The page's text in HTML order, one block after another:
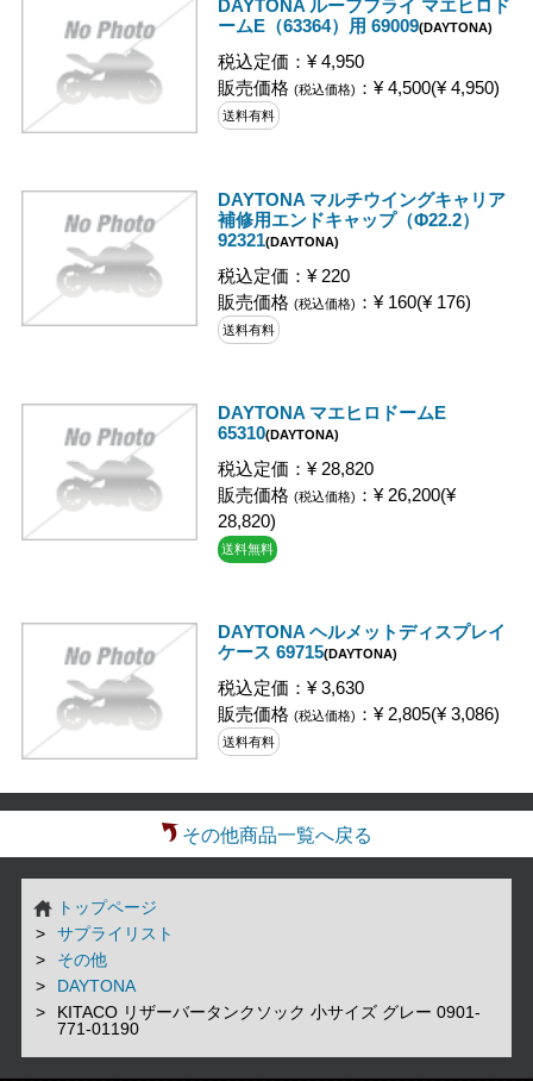
DAYTONA ルーフフライ マエヒロド
ームE（63364）用 69009(DAYTONA)
税込定価：¥ 4,950
販売価格 (税込価格) ：¥ 4,500(¥ 4,950)
送料有料
DAYTONA マルチウイングキャリア
補修用エンドキャップ（Φ22.2）
92321(DAYTONA)
税込定価：¥ 220
販売価格 (税込価格) ：¥ 160(¥ 176)
送料有料
DAYTONA マエヒロドームE
65310(DAYTONA)
税込定価：¥ 28,820
販売価格 (税込価格) ：¥ 26,200(¥
28,820)
送料無料
DAYTONA ヘルメットディスプレイ
ケース 69715(DAYTONA)
税込定価：¥ 3,630
販売価格 (税込価格) ：¥ 2,805(¥ 3,086)
送料有料
その他商品一覧へ戻る
トップページ
サプライリスト
その他
DAYTONA
KITACO リザーバータンクソック 小サイズ グレー 0901-
771-01190